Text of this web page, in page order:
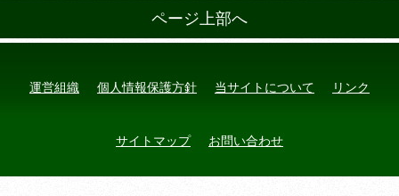
ページ上部へ
運営組織 個人情報保護方針 当サイトについて リンク
サイトマップ お問い合わせ